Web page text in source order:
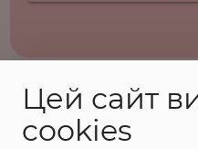
Цей сайт
cookies